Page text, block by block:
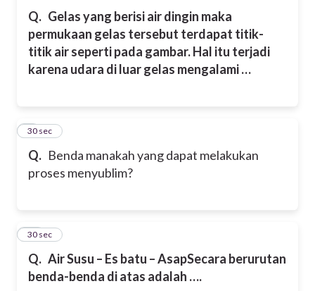
Q. Gelas yang berisi air dingin maka
permukaan gelas tersebut terdapat titik-
titik air seperti pada gambar. Hal itu terjadi
karena udara di luar gelas mengalami …
Q. Benda manakah yang dapat melakukan
proses menyublim?
9
30 sec
Q. AirSusu – Es batu – AsapSecara berurutan
benda-benda di atas adalah ….
10
30 sec